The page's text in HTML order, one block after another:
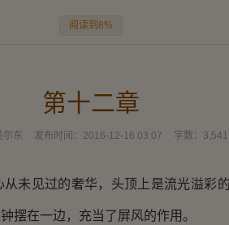
阅读到8%
第十二章
尔东 发布时间： 2016-12-16 03:07 字数： 3,541
见过的奢华，头顶上是流光溢彩
摆在一边，充当了屏风的作用。